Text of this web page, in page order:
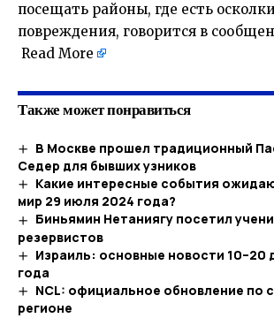
посещать районы, где есть
повреждения, говорится в
Read More
Также может понравиться
В Москве прошел традиционный
Седер для бывших узников
Какие интересные события
мир 29 июля 2024 года?
Биньямин Нетаниягу посетил
резервистов
Израиль: основные новости 10–20
года
NCL: официальное обновление по
регионе